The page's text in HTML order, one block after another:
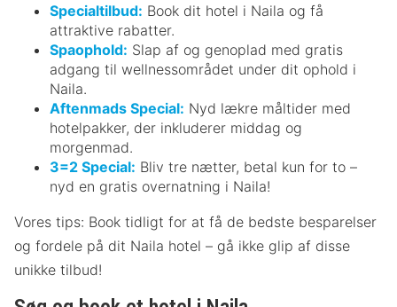
Specialtilbud: Book dit hotel i Naila og få
attraktive rabatter.
Spaophold: Slap af og genoplad med gratis
adgang til wellnessområdet under dit ophold i
Naila.
Aftenmads Special: Nyd lækre måltider med
hotelpakker, der inkluderer middag og
morgenmad.
3=2 Special: Bliv tre nætter, betal kun for to –
nyd en gratis overnatning i Naila!
Vores tips: Book tidligt for at få de bedste besparelser
og fordele på dit Naila hotel – gå ikke glip af disse
unikke tilbud!